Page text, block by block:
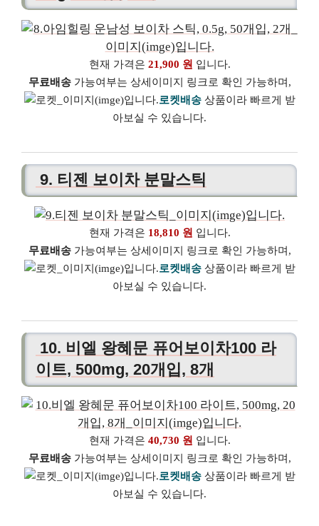
현재 가격은 21,900 원 입니다.
무료배송가능여부는 상세이미지 링크로 확인 가능하며,
로켓배송상품이라 빠르게 받
아보실 수 있습니다.
9. 티젠 보이차 분말스틱
현재 가격은 18,810 원 입니다.
무료배송가능여부는 상세이미지 링크로 확인 가능하며,
로켓배송상품이라 빠르게 받
아보실 수 있습니다.
10. 비엘 왕혜문 퓨어보이차100 라
이트, 500mg, 20개입, 8개
현재 가격은 40,730 원 입니다.
무료배송가능여부는 상세이미지 링크로 확인 가능하며,
로켓배송상품이라 빠르게 받
아보실 수 있습니다.